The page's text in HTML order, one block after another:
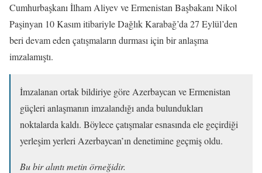
Cumhurbaşkanı İlham Aliyev ve Ermenistan Başbakanı Nikol
Paşinyan 10 Kasım itibariyle Dağlık Karabağ’da 27 Eylül’den
beri devam eden çatışmaların durması için bir anlaşma
imzalamıştı.
İmzalanan ortak bildiriye göre Azerbaycan ve Ermenistan
güçleri anlaşmanın imzalandığı anda bulundukları
noktalarda kaldı. Böylece çatışmalar esnasında ele geçirdiği
yerleşim yerleri Azerbaycan’ın denetimine geçmiş oldu.
Bu bir alıntı metin örneğidir.